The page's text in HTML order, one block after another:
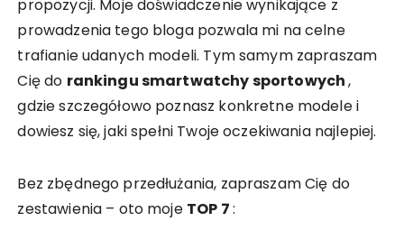
propozycji. Moje doświadczenie wynikające z
prowadzenia tego bloga pozwala mi na celne
trafianie udanych modeli. Tym samym zapraszam
Cię do rankingu smartwatchy sportowych,
gdzie szczegółowo poznasz konkretne modele i
dowiesz się, jaki spełni Twoje oczekiwania najlepiej.
Bez zbędnego przedłużania, zapraszam Cię do
zestawienia – oto moje TOP 7: